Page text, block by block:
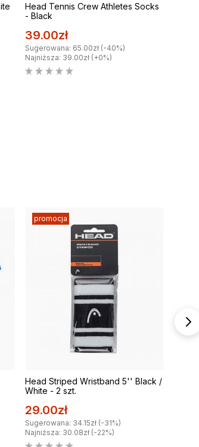
Head Tennis Crew Athletes Socks
- Black
39.00zł
Sugerowana: 65.00zł (-40%)
Najniższa: 39.00zł (+0%)
promocja
Head Striped Wristband 5'' Black /
White - 2 szt.
29.00zł
Sugerowana: 34.15zł (-31%)
Najniższa: 30.08zł (-22%)